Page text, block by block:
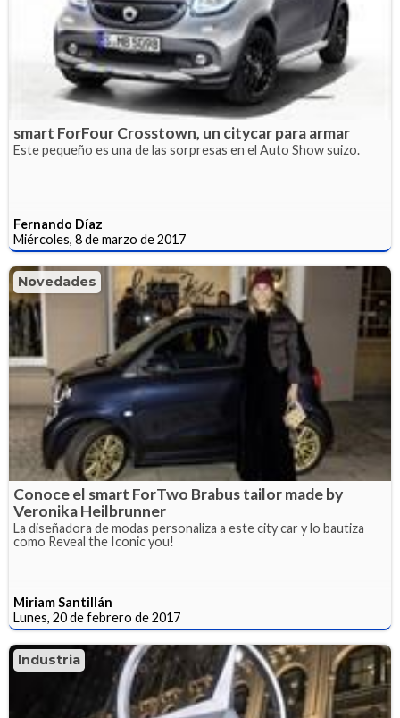
smart ForFour Crosstown, un citycar para armar
Este pequeño es una de las sorpresas en el Auto Show suizo.
Fernando Díaz
Miércoles, 8 de marzo de 2017
Novedades
Conoce el smart ForTwo Brabus tailor made by
Veronika Heilbrunner
La diseñadora de modas personaliza a este city car y lo bautiza
como Reveal the Iconic you!
Miriam Santillán
Lunes, 20 de febrero de 2017
Industria